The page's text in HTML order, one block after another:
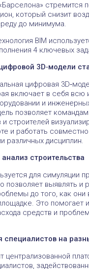
стремится
который снизит
до минимума.
BIM
4 ключевых
3D‑модели
цифровая
включает в себя
и
позволяет командам
строителей
и работать совместно
различных дисциплин.
строительства
для симуляции
позволяет выявлять и
до того, как они
Это помогает
средств и
специалистов на
централизованной